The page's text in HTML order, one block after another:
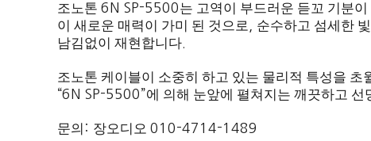
조노톤 6N SP-5500는 고역이 부드러운 듣꼬 기분
이 새로운 매력이 가미 된 것으로 순수하고 섬세한
남김없이 재현합니다
조노톤 케이블이 소중히 하고 있는 물리적 특성을 초
“6N SP-5500”에 의해 눈앞에 펼쳐지는 깨끗하고
문의 : 장오디오 010-4714-1489